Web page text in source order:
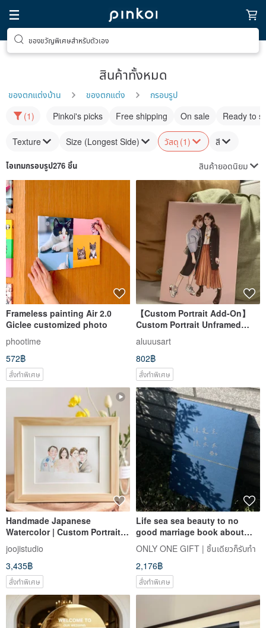
ของขวัญพิเศษสำหรับตัวเอง
สินค้าทั้งหมด
ของตกแต่งบ้าน ของตกแต่ง
กรอบรูป
(1)
Pinkoi's picks Free shipping On sale Ready to
Texture Size (Longest Side) วัสดุ (1) สี
ไอเทมกรอบรูป276 ชิ้น สินค้ายอดนิยม
Frameless painting Air 2.0
Giclee customized photo
phootime
572฿
สั่งทำพิเศษ
【Custom Portrait Add-On】
Custom Portrait Unframed
Print
aluuusart
802฿
สั่งทำพิเศษ
Handmade Japanese
Watercolor | Custom Portraits,
Likeness Drawings, Family
Portraits, Wedding Gifts,
Birthday Gifts, Personalized
Art
joojistudio
3,435฿
สั่งทำพิเศษ
Life sea sea beauty to no
good marriage book about
blue A4 certificate folder
marriage book about
ONLY ONE GIFT | ชิ้นเดียวก็รับทำ
2,176฿
สั่งทำพิเศษ